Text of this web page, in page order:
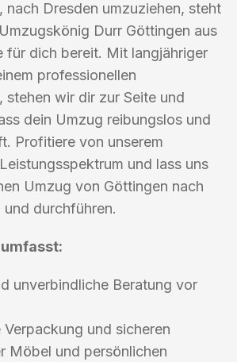
nach Dresden umzuziehen, steht
Durr Göttingen aus
für dich bereit. Mit langjähriger
professionellen
stehen wir dir zur Seite und
dein Umzug reibungslos und
Profitiere von unserem
und lass uns
Umzug von Göttingen nach
und durchführen.
unverbindliche Beratung vor
und sicheren
Möbel und persönlichen